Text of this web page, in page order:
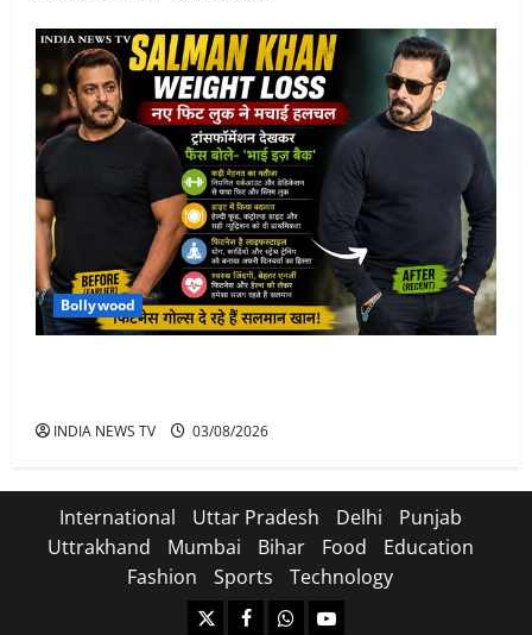
Bollywood
INDIA NEWS TV 03/08/2026
International Uttar Pradesh Delhi
Punjab
Uttrakhand
Mumbai Bihar Food
Education
Fashion
Sports Technology
https://x.com
facebook.com
https:/whatsapp.com/
Youtube.com